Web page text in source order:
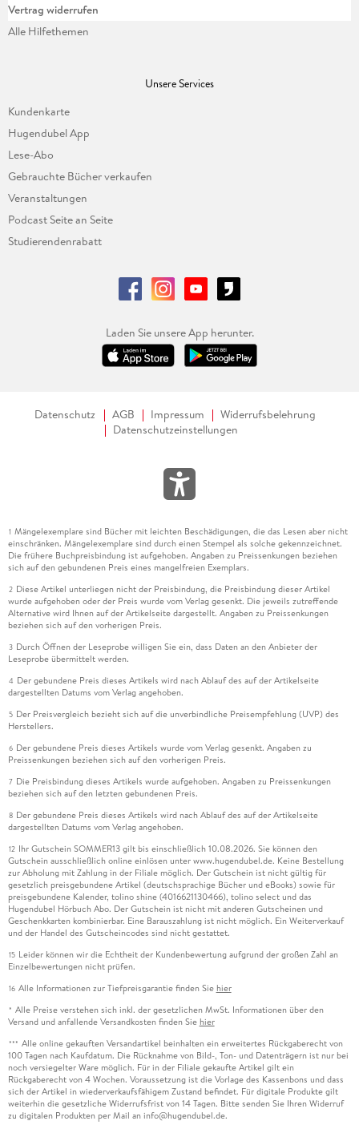
Vertrag widerrufen
Alle Hilfethemen
Unsere Services
Kundenkarte
Hugendubel App
Lese-Abo
Gebrauchte Bücher verkaufen
Veranstaltungen
Podcast Seite an Seite
Studierendenrabatt
Laden Sie unsere App herunter.
Datenschutz AGB Impressum
Widerrufsbelehrung
Datenschutzeinstellungen
1 Mängelexemplare sind Bücher mit leichten Beschädigungen, die das Lesen aber nicht
einschränken. Mängelexemplare sind durch einen Stempel als solche gekennzeichnet.
Die frühere Buchpreisbindung ist aufgehoben. Angaben zu Preissenkungen beziehen
sich auf den gebundenen Preis eines mangelfreien Exemplars.
2 Diese Artikel unterliegen nicht der Preisbindung, die Preisbindung dieser Artikel
wurde aufgehoben oder der Preis wurde vom Verlag gesenkt. Die jeweils zutreffende
Alternative wird Ihnen auf der Artikelseite dargestellt. Angaben zu Preissenkungen
beziehen sich auf den vorherigen Preis.
3 Durch Öffnen der Leseprobe willigen Sie ein, dass Daten an den Anbieter der
Leseprobe übermittelt werden.
4 Der gebundene Preis dieses Artikels wird nach Ablauf des auf der Artikelseite
dargestellten Datums vom Verlag angehoben.
5 Der Preisvergleich bezieht sich auf die unverbindliche Preisempfehlung (UVP) des
Herstellers.
6 Der gebundene Preis dieses Artikels wurde vom Verlag gesenkt. Angaben zu
Preissenkungen beziehen sich auf den vorherigen Preis.
7 Die Preisbindung dieses Artikels wurde aufgehoben. Angaben zu Preissenkungen
beziehen sich auf den letzten gebundenen Preis.
8 Der gebundene Preis dieses Artikels wird nach Ablauf des auf der Artikelseite
dargestellten Datums vom Verlag angehoben.
12 Ihr Gutschein SOMMER13 gilt bis einschließlich 10.08.2026. Sie können den
Gutschein ausschließlich online einlösen unter www.hugendubel.de. Keine Bestellung
zur Abholung mit Zahlung in der Filiale möglich. Der Gutschein ist nicht gültig für
gesetzlich preisgebundene Artikel (deutschsprachige Bücher und eBooks) sowie für
preisgebundene Kalender, tolino shine (4016621130466), tolino select und das
Hugendubel Hörbuch Abo. Der Gutschein ist nicht mit anderen Gutscheinen und
Geschenkkarten kombinierbar. Eine Barauszahlung ist nicht möglich. Ein Weiterverkauf
und der Handel des Gutscheincodes sind nicht gestattet.
15 Leider können wir die Echtheit der Kundenbewertung aufgrund der großen Zahl an
Einzelbewertungen nicht prüfen.
16 Alle Informationen zur Tiefpreisgarantie finden Sie hier
* Alle Preise verstehen sich inkl. der gesetzlichen MwSt. Informationen über den
Versand und anfallende Versandkosten finden Sie hier
*** Alle online gekauften Versandartikel beinhalten ein erweitertes Rückgaberecht von
100 Tagen nach Kaufdatum. Die Rücknahme von Bild-, Ton- und Datenträgern ist nur bei
noch versiegelter Ware möglich. Für in der Filiale gekaufte Artikel gilt ein
Rückgaberecht von 4 Wochen. Voraussetzung ist die Vorlage des Kassenbons und dass
sich der Artikel in wiederverkaufsfähigem Zustand befindet. Für digitale Produkte gilt
weiterhin die gesetzliche Widerrufsfrist von 14 Tagen. Bitte senden Sie Ihren Widerruf
zu digitalen Produkten per Mail an info@hugendubel.de.